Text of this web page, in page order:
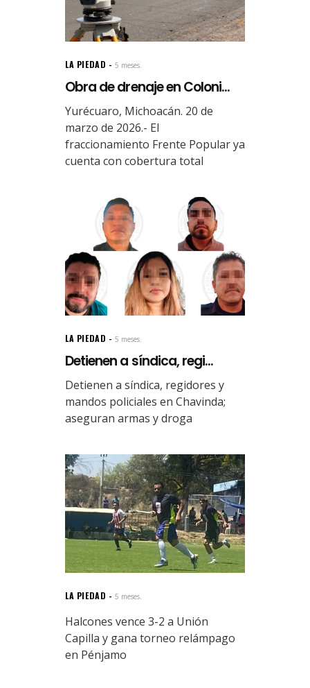
LA PIEDAD 5 meses.
Obra de drenaje en Coloni...
Yurécuaro, Michoacán. 20 de
marzo de 2026.- El
fraccionamiento Frente Popular ya
cuenta con cobertura total
LA PIEDAD 5 meses.
Detienen a síndica, regi...
Detienen a síndica, regidores y
mandos policiales en Chavinda;
aseguran armas y droga
LA PIEDAD 5 meses.
Halcones vence 3-2 a Unión
Capilla y gana torneo relámpago
en Pénjamo